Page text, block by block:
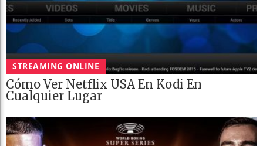
STREAMING ONLINE
Cómo Ver Netflix USA En Kodi En
Cualquier Lugar